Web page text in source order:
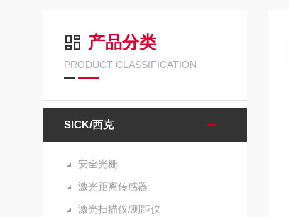
产品分类
PRODUCT CLASSIFICATION
SICK/西克
安全光栅
激光距离传感器
激光扫描仪/测距仪